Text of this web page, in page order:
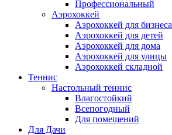
Профессиональный
Аэрохоккей
Аэрохоккей для бизнеса
Аэрохоккей для детей
Аэрохоккей для дома
Аэрохоккей для улицы
Аэрохоккей складной
Теннис
Настольный теннис
Влагостойкий
Всепогодный
Для помещений
Для Дачи